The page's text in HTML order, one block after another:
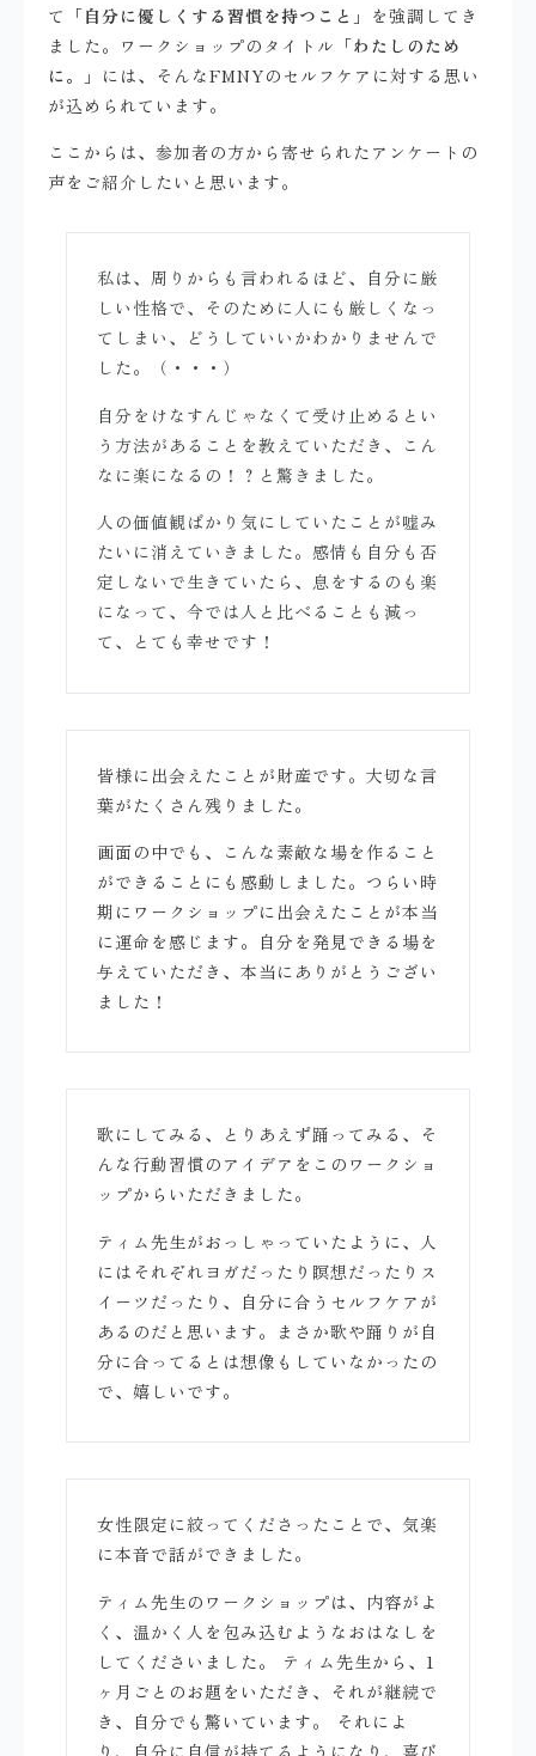
て「自分に優しくする習慣を持つこと 」を強調してき
ました。ワークショップのタイトル「わたしのため
に。
」には、そんなFMNYのセルフケアに対する思い
が込められています。
ここからは、参加者の方から寄せられたアンケートの
声をご紹介したいと思います。
私は、周りからも言われるほど、自分に厳
しい性格で、そのために人にも厳しくなっ
てしまい、どうしていいかわかりませんで
した。（・・・）
自分をけなすんじゃなくて受け止めるとい
う方法があることを教えていただき、こん
なに楽になるの！？と驚きました。
人の価値観ばかり気にしていたことが嘘み
たいに消えていきました。感情も自分も否
定しないで生きていたら、息をするのも楽
になって、今では人と比べることも減っ
て、とても幸せです！
皆様に出会えたことが財産です。大切な言
葉がたくさん残りました。
画面の中でも、こんな素敵な場を作ること
ができることにも感動しました。つらい時
期にワークショップに出会えたことが本当
に運命を感じます。自分を発見できる場を
与えていただき、本当にありがとうござい
ました！
歌にしてみる、とりあえず踊ってみる、そ
んな行動習慣のアイデアをこのワークショ
ップからいただきました。
ティム先生がおっしゃっていたように、人
にはそれぞれヨガだったり瞑想だったりス
イーツだったり、自分に合うセルフケアが
あるのだと思います。まさか歌や踊りが自
分に合ってるとは想像もしていなかったの
で、嬉しいです。
女性限定に絞ってくださったことで、気楽
に本音で話ができました。
ティム先生のワークショップは、内容がよ
く、温かく人を包み込むようなおはなしを
してくださいました。 ティム先生から、1
ヶ月ごとのお題をいただき、それが継続で
き、自分でも驚いています。 それによ
り、自分に自信が持てるようになり、喜び